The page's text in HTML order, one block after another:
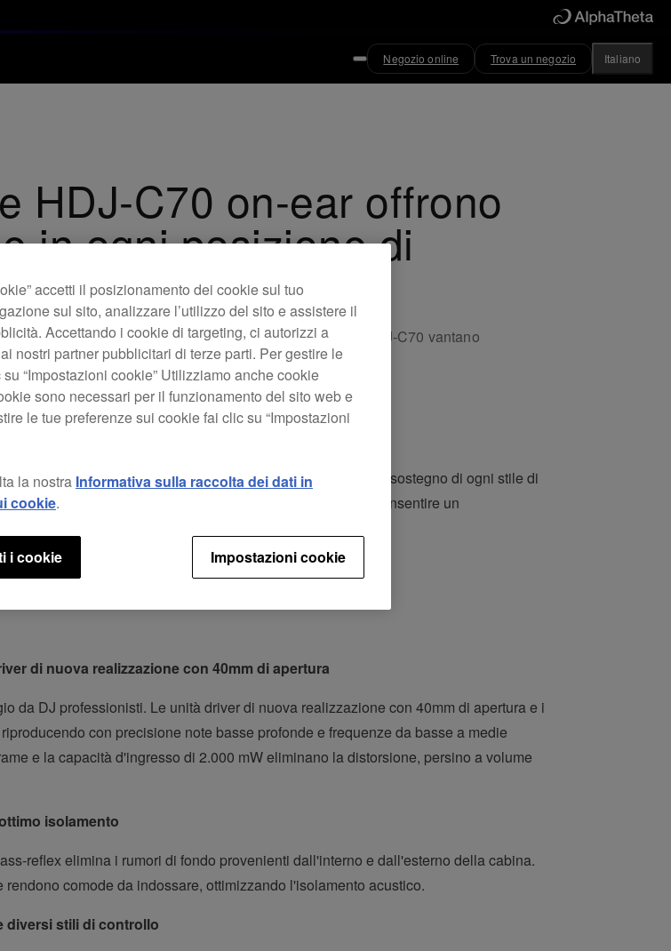
Negozio online Trova un negozio Italiano
HDJ-C70 on-ear offrono
in ogni posizione di
si arricchisce con il lancio delle HDJ-C70 on-ear. Le HDJ-C70 vantano
su tutte le frequenze anche a volumi alti.
e vantano un archetto flessibile e alloggiamenti girevoli a sostegno di ogni stile di
dal modello
s, elimina i rumori di fondo per consentire un
2014.
di nuova realizzazione con 40mm di apertura
da DJ professionisti. Le unità driver di nuova realizzazione con 40mm di apertura e i
con precisione note basse profonde e frequenze da basse a medie
e la capacità d'ingresso di 2.000 mW eliminano la distorsione, persino a volume
isolamento
reflex elimina i rumori di fondo provenienti dall'interno e dall'esterno della cabina.
comode da indossare, ottimizzando l'isolamento acustico.
diversi stili di controllo
accetti il posizionamento dei cookie sul tuo
sul sito, analizzare l’utilizzo del sito e assistere il
Accettando i cookie di targeting, ci autorizzi a
nostri partner pubblicitari di terze parti. Per gestire le
“Impostazioni cookie” Utilizziamo anche cookie
sono necessari per il funzionamento del sito web e
le tue preferenze sui cookie fai clic su “Impostazioni
la nostra Informativa sulla raccolta dei dati in
cookie.
Impostazioni cookie
i cookie